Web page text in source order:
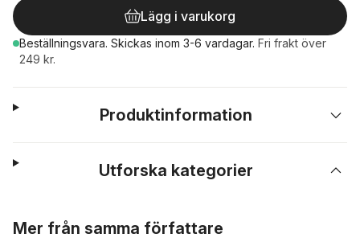
Lägg i varukorg
Beställningsvara. Skickas inom 3-6 vardagar. Fri frakt över
249 kr.
Produktinformation
Utforska kategorier
Mer från samma författare